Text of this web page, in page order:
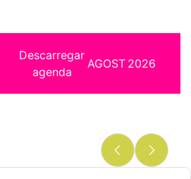
Descarregar
agenda
AGOST 2026